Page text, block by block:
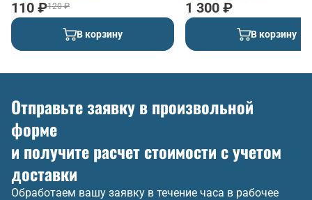
120 ₽
110 ₽
В корзину
1 300 ₽
В корзину
Отправьте заявку в произвольной
форме
и получите расчет стоимости с учетом
доставки
Обработаем вашу заявку в течение часа в рабочее